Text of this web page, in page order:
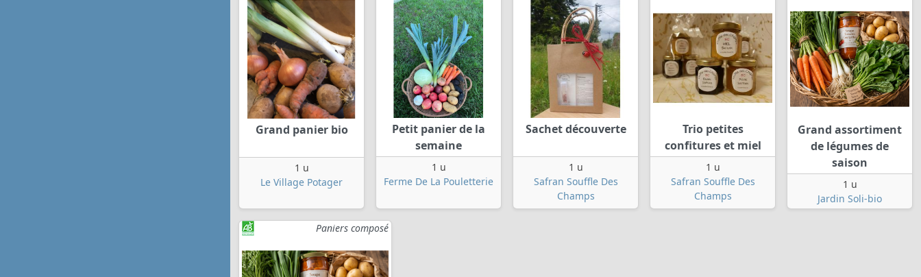
Grand panier bio
1 u
Le Village Potager
Petit panier de la
semaine
1 u
Ferme De La Pouletterie
Sachet découverte
1 u
Safran Souffle Des
Champs
Trio petites
confitures et miel
1 u
Safran Souffle Des
Champs
Grand assortiment
de légumes de
saison
1 u
Jardin Soli-bio
Paniers composé